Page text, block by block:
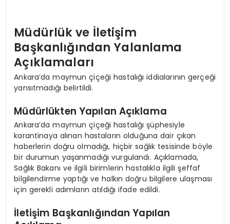
Müdürlük ve İletişim
Başkanlığından Yalanlama
Açıklamaları
Ankara’da maymun çiçeği hastalığı iddialarının gerçeği
yansıtmadığı belirtildi.
Müdürlükten Yapılan Açıklama
Ankara’da maymun çiçeği hastalığı şüphesiyle
karantinaya alınan hastaların olduğuna dair çıkan
haberlerin doğru olmadığı, hiçbir sağlık tesisinde böyle
bir durumun yaşanmadığı vurgulandı. Açıklamada,
Sağlık Bakanı ve ilgili birimlerin hastalıkla ilgili şeffaf
bilgilendirme yaptığı ve halkın doğru bilgilere ulaşması
için gerekli adımların atıldığı ifade edildi.
İletişim Başkanlığından Yapılan